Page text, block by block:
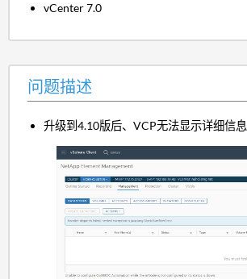
vCenter 7.0
问题描述
升级到4.10版后、VCP无法显示详细信息